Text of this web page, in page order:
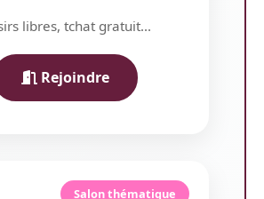
libres, tchat gratuit...
Rejoindre
Salon thématique